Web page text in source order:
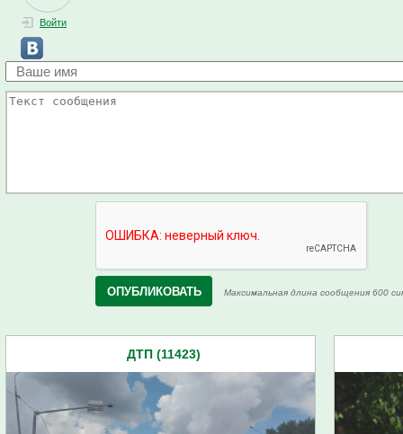
Войти
Максимальная длина сообщения 600
ДТП (11423)